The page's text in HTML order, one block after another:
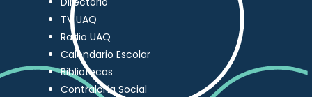
TV UAQ
Radio UAQ
Calendario Escolar
Bibliotecas
Contraloría Social